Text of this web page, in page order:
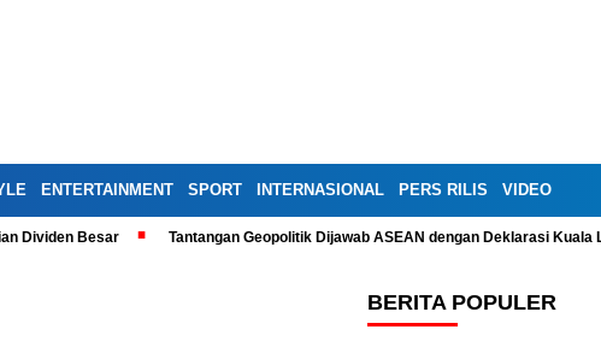
ENTERTAINMENT SPORT INTERNASIONAL PERS RILIS VIDEO
Dividen Besar Tantangan Geopolitik Dijawab ASEAN dengan Deklarasi Kuala
BERITA POPULER